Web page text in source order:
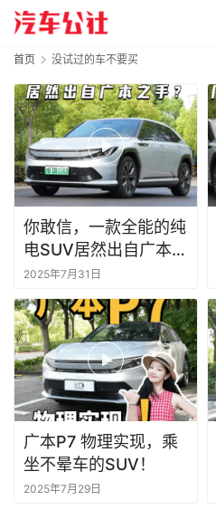
首页 没试过的车不要买
你敢信，一款全能的纯
电SUV居然出自广本之
手？
2025年7月31日
广本P7 物理实现，乘
坐不晕车的SUV！
2025年7月29日